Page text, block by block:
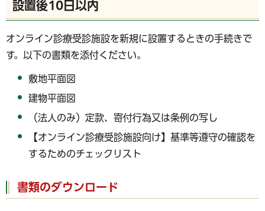
設置後10日以内
オンライン診療受診施設を新規に設置するときの手続きで
す。以下の書類を添付ください。
敷地平面図
建物平面図
（法人のみ）定款、寄付行為又は条例の写し
【オンライン診療受診施設向け】基準等遵守の確認を
するためのチェックリスト
書類のダウンロード